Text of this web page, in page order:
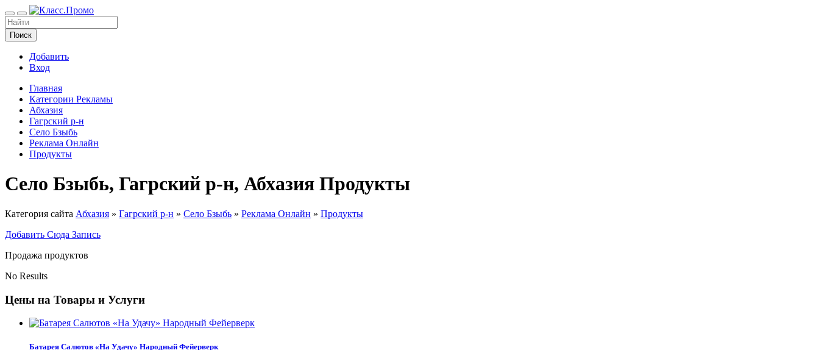
Поиск
Добавить
Вход
Главная
Категории Рекламы
Абхазия
Гагрский р-н
Село Бзыбь
Реклама Онлайн
Продукты
Село Бзыбь, Гагрский р-н, Абхазия Продукты
Категория сайта Абхазия » Гагрский р-н » Село Бзыбь » Реклама Онлайн » Продукты
Добавить Сюда Запись
Продажа продуктов
No Results
Цены на Товары и Услуги
Батарея Салютов «На Удачу» Народный Фейерверк